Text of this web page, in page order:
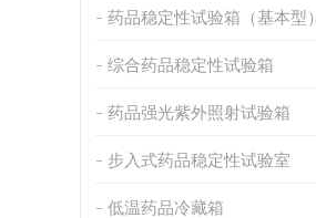
药品稳定性试验箱（基本型）
综合药品稳定性试验箱
药品强光紫外照射试验箱
步入式药品稳定性试验室
低温药品冷藏箱